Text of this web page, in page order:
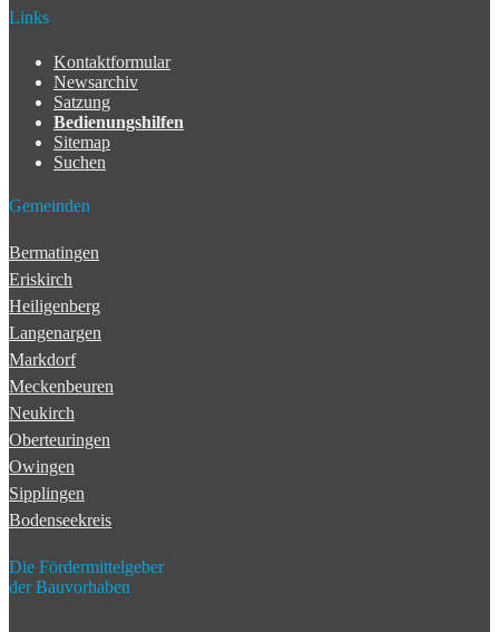
Links
Kontaktformular
Newsarchiv
Satzung
Bedienungshilfen
Sitemap
Suchen
Gemeinden
Bermatingen
Eriskirch
Heiligenberg
Langenargen
Markdorf
Meckenbeuren
Neukirch
Oberteuringen
Owingen
Sipplingen
Bodenseekreis
Die Fördermittelgeber
der Bauvorhaben